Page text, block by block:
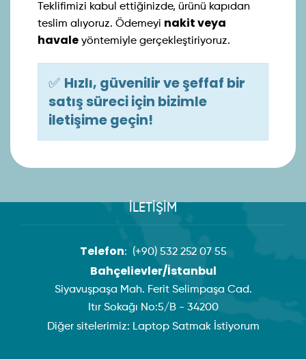
Teklifimizi kabul ettiğinizde, ürünü kapıdan
teslim alıyoruz. Ödemeyi nakit veya
havale yöntemiyle gerçekleştiriyoruz.
✅ Hızlı, güvenilir ve şeffaf bir
satış süreci için bizimle
iletişime geçin!
İLETİŞİM
Telefon: (+90) 532 252 07 55
Bahçelievler/İstanbul
Siyavuşpaşa Mah. Ferit Selimpaşa Cad.
Itır Sokağı No:5/B - 34200
Diğer sitelerimiz: Laptop Satmak İstiyorum